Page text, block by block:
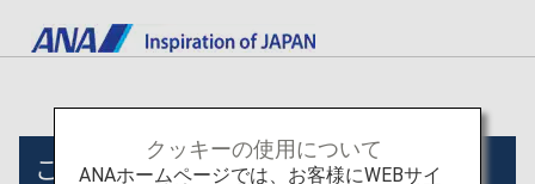
ここから先は外部サイトへ移動します
クッキーの使用について
ANAホームページでは、お客様にWEBサイ